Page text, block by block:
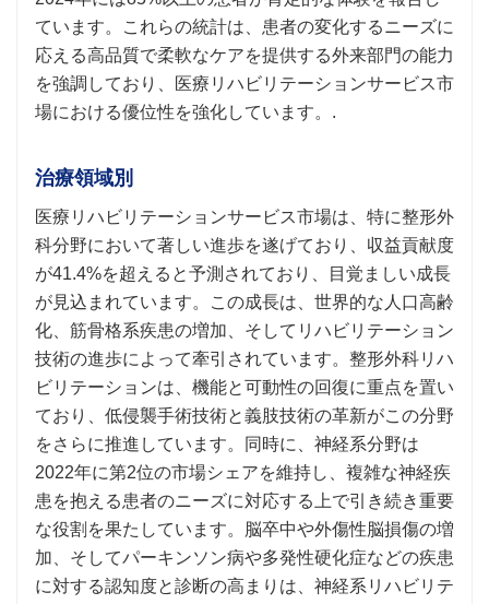
ています。これらの統計は、患者の変化するニーズに
応える高品質で柔軟なケアを提供する外来部門の能力
を強調しており、医療リハビリテーションサービス市
場における優位性を強化しています。.
治療領域別
医療リハビリテーションサービス市場は、特に整形外
科分野において著しい進歩を遂げており、収益貢献度
が41.4%を超えると予測されており、目覚ましい成長
が見込まれています。この成長は、世界的な人口高齢
化、筋骨格系疾患の増加、そしてリハビリテーション
技術の進歩によって牽引されています。整形外科リハ
ビリテーションは、機能と可動性の回復に重点を置い
ており、低侵襲手術技術と義肢技術の革新がこの分野
をさらに推進しています。同時に、神経系分野は
2022年に第2位の市場シェアを維持し、複雑な神経疾
患を抱える患者のニーズに対応する上で引き続き重要
な役割を果たしています。脳卒中や外傷性脳損傷の増
加、そしてパーキンソン病や多発性硬化症などの疾患
に対する認知度と診断の高まりは、神経系リハビリテ